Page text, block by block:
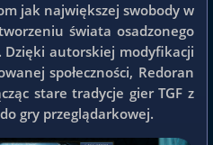
jak największej swobody w
świata osadzonego
Dzięki autorskiej modyfikacji
społeczności, Redoran
stare tradycje gier TGF z
gry przeglądarkowej.